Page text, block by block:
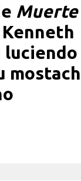
luciendo